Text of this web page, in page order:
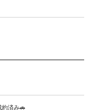
済み🚗